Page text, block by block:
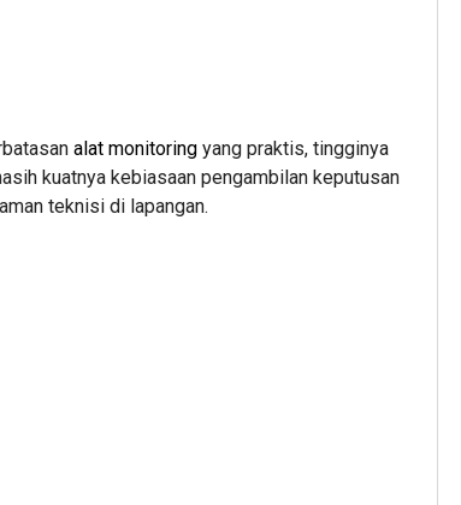
alat monitoring yang praktis, tingginya
kuatnya kebiasaan pengambilan keputusan
teknisi di lapangan.